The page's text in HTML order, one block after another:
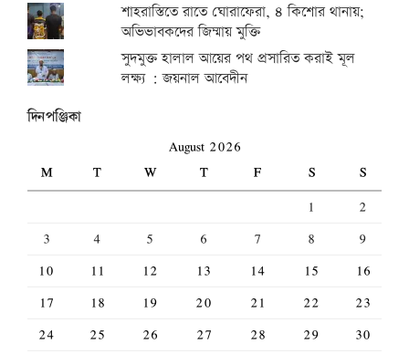
শাহরাস্তিতে রাতে ঘোরাফেরা, ৪ কিশোর থানায়;
অভিভাবকদের জিম্মায় মুক্তি
সুদমুক্ত হালাল আয়ের পথ প্রসারিত করাই মূল
লক্ষ্য : জয়নাল আবেদীন
দিনপঞ্জিকা
August 2026
M
T W T F S
S
1
2
3
4 5 6 7 8
9
10
11 12 13 14 15
16
17
18 19 20 21 22
23
24
25 26 27 28 29
30